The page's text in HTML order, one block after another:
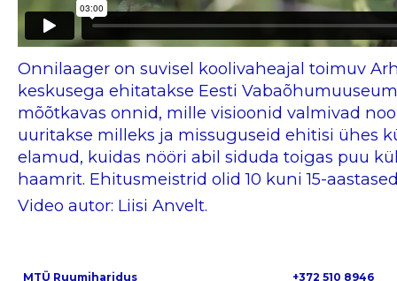
Onnilaager on suvisel koolivaheajal toimuv
keskusega ehitatakse Eesti
mõõtkavas onnid, mille visioonid valmivad
uuritakse milleks ja missuguseid ehitisi ühes
elamud, kuidas nööri abil siduda toigas puu
haamrit. Ehitusmeistrid olid 10 kuni 15-
Video autor: Liisi Anvelt.
MTÜ Ruumiharidus +372 510 8946